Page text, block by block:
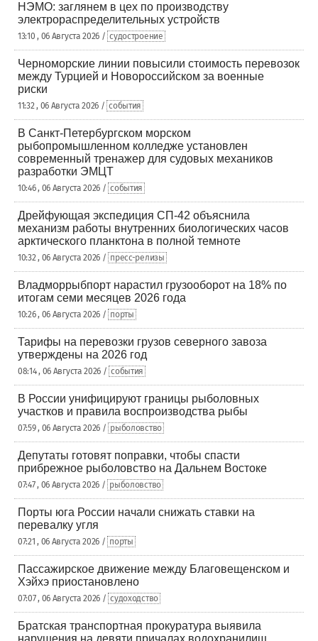
НЭМО: заглянем в цех по производству
электрораспределительных устройств
13:10 , 06 Августа 2026 / судостроение
Черноморские линии повысили стоимость перевозок
между Турцией и Новороссийском за военные
риски
11:32 , 06 Августа 2026 / события
В Санкт-Петербургском морском
рыбопромышленном колледже установлен
современный тренажер для судовых механиков
разработки ЭМЦТ
10:46 , 06 Августа 2026 / события
Дрейфующая экспедиция СП-42 объяснила
механизм работы внутренних биологических часов
арктического планктона в полной темноте
10:32 , 06 Августа 2026 / пресс-релизы
Владморрыбпорт нарастил грузооборот на 18% по
итогам семи месяцев 2026 года
10:26 , 06 Августа 2026 / порты
Тарифы на перевозки грузов северного завоза
утверждены на 2026 год
08:14 , 06 Августа 2026 / события
В России унифицируют границы рыболовных
участков и правила воспроизводства рыбы
07:59 , 06 Августа 2026 / рыболовство
Депутаты готовят поправки, чтобы спасти
прибрежное рыболовство на Дальнем Востоке
07:47 , 06 Августа 2026 / рыболовство
Порты юга России начали снижать ставки на
перевалку угля
07:21 , 06 Августа 2026 / порты
Пассажирское движение между Благовещенском и
Хэйхэ приостановлено
07:07 , 06 Августа 2026 / судоходство
Братская транспортная прокуратура выявила
нарушения на девяти причалах водохранилищ